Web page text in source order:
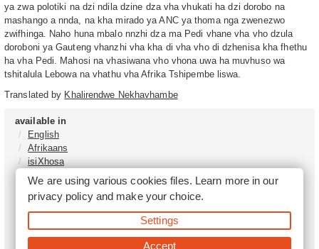
ya zwa polotiki na dzi ndila dzine dza vha vhukati ha dzi dorobo na
mashango a nnda, na kha mirado ya ANC ya thoma nga zwenezwo
zwifhinga. Naho huna mbalo nnzhi dza ma Pedi vhane vha vho dzula
doroboni ya Gauteng vhanzhi vha kha di vha vho di dzhenisa kha fhethu
ha vha Pedi. Mahosi na vhasiwana vho vhona uwa ha muvhuso wa
tshitalula Lebowa na vhathu vha Afrika Tshipembe liswa.
Translated by Khalirendwe Nekhavhambe
available in
English
Afrikaans
isiXhosa
isiZulu
Sesotho
Tshivenḓa
Sepedi
isiNdebele
Xitsonga
We are using various cookies files. Learn more in our
privacy policyand make your choice.
Settings
Accept